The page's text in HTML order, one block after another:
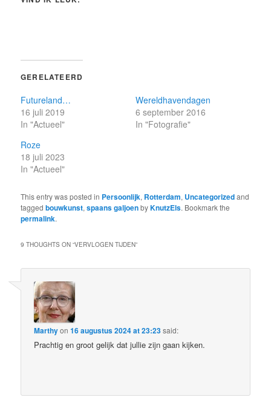
GERELATEERD
Futureland…
16 juli 2019
In "Actueel"
Wereldhavendagen
6 september 2016
In "Fotografie"
Roze
18 juli 2023
In "Actueel"
This entry was posted in Persoonlijk, Rotterdam, Uncategorizedand
taggedbouwkunst,spaans galjoenbyKnutzEls. Bookmark the
permalink.
9 THOUGHTS ON “VERVLOGEN TIJDEN”
Marthyon16 augustus 2024 at 23:23said:
Prachtig en groot gelijk dat jullie zijn gaan kijken.